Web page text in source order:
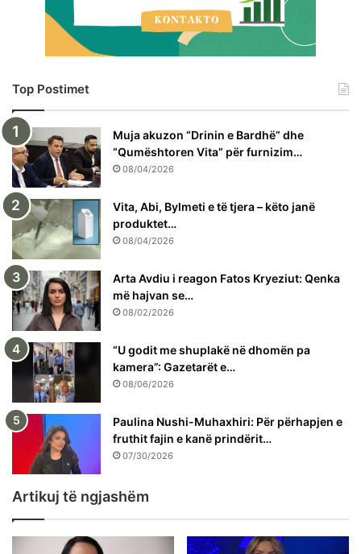
Top Postimet
Muja akuzon “Drinin e Bardhë” dhe
“Qumështoren Vita” për furnizim…
08/04/2026
Vita, Abi, Bylmeti e të tjera – këto janë
produktet…
08/04/2026
Arta Avdiu i reagon Fatos Kryeziut: Qenka
më hajvan se…
08/02/2026
“U godit me shuplakë në dhomën pa
kamera”: Gazetarët e…
08/06/2026
Paulina Nushi-Muhaxhiri: Për përhapjen e
fruthit fajin e kanë prindërit…
07/30/2026
Artikuj të ngjashëm